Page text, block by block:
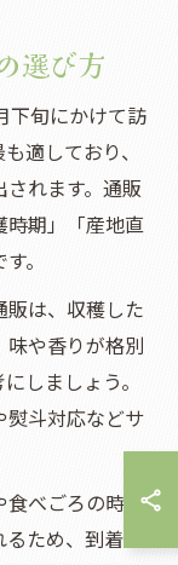
選び方
下旬にかけて訪
適しており、
れます。通販
時期」「産地直
。
は、収穫した
や香りが格別
しましょう。
熨斗対応などサ
食べごろの時期
ため、到着後